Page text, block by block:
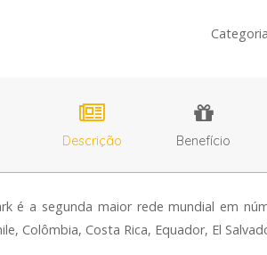
Descrição Benefício
é a segunda maior rede mundial em
Colômbia, Costa Rica, Equador, El